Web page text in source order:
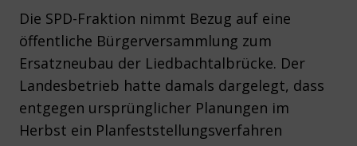
Die SPD-Fraktion nimmt Bezug auf eine
öffentliche Bürgerversammlung zum
Ersatzneubau der Liedbachtalbrücke. Der
Landesbetrieb hatte damals dargelegt, dass
entgegen ursprünglicher Planungen im
Herbst ein Planfeststellungsverfahren